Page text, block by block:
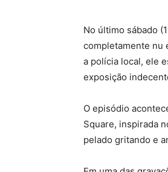
No último sábado
completamente nu
a polícia local, ele
exposição
O episódio
Square, inspirada
pelado gritando e